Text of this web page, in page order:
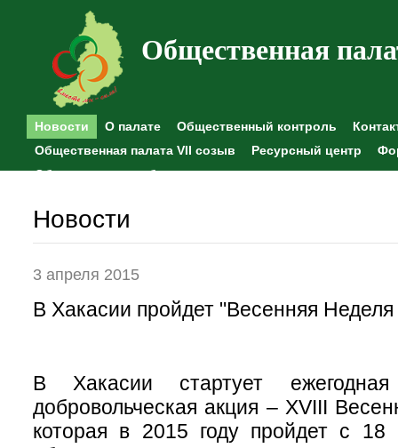
Общественная
Новости О палате Общественный контроль
Общественная палата VII созыв
Ресурсный центр
Общественные наблюдения
Новости
3 апреля 2015
В Хакасии пройдет "Весенняя
В Хакасии стартует ежегодная
добровольческая акция – XVIII
которая в 2015 году пройдет с